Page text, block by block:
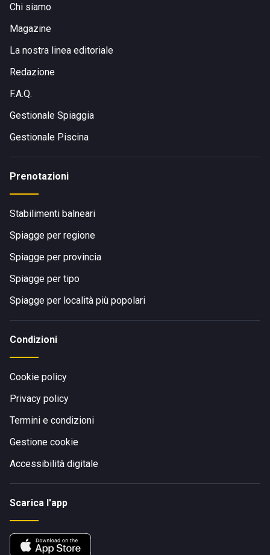
Chi siamo
Magazine
La nostra linea editoriale
Redazione
F.A.Q.
Gestionale Spiaggia
Gestionale Piscina
Prenotazioni
Stabilimenti balneari
Spiagge per regione
Spiagge per provincia
Spiagge per tipo
Spiagge per località più popolari
Condizioni
Cookie policy
Privacy policy
Termini e condizioni
Gestione cookie
Accessibilità digitale
Scarica l'app